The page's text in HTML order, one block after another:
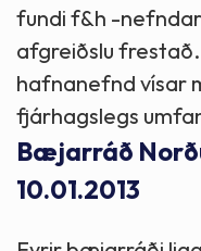
fundi f&h -nefndar
afgreiðslu
hafnanefnd vísar
fjárhagslegs
Bæjarráð
10.01.2013